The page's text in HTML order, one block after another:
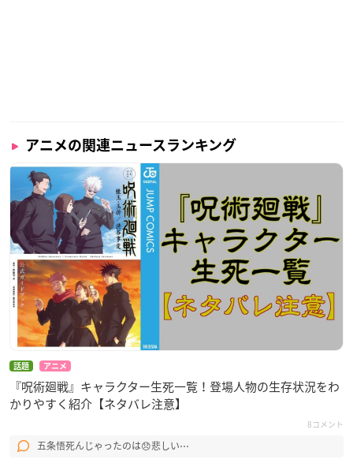
アニメの関連ニュースランキング
話題 アニメ
『呪術廻戦』キャラクター生死一覧！登場人物の生存状況をわ
かりやすく紹介【ネタバレ注意】
8コメント
五条悟死んじゃったのは😞悲しい⋯